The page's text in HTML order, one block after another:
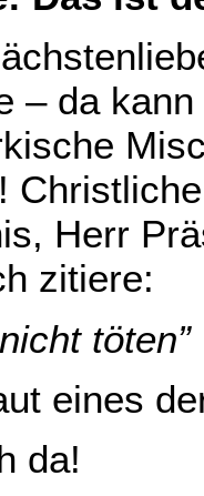
– da
Herr
zitiere:
töten”
eines
da!